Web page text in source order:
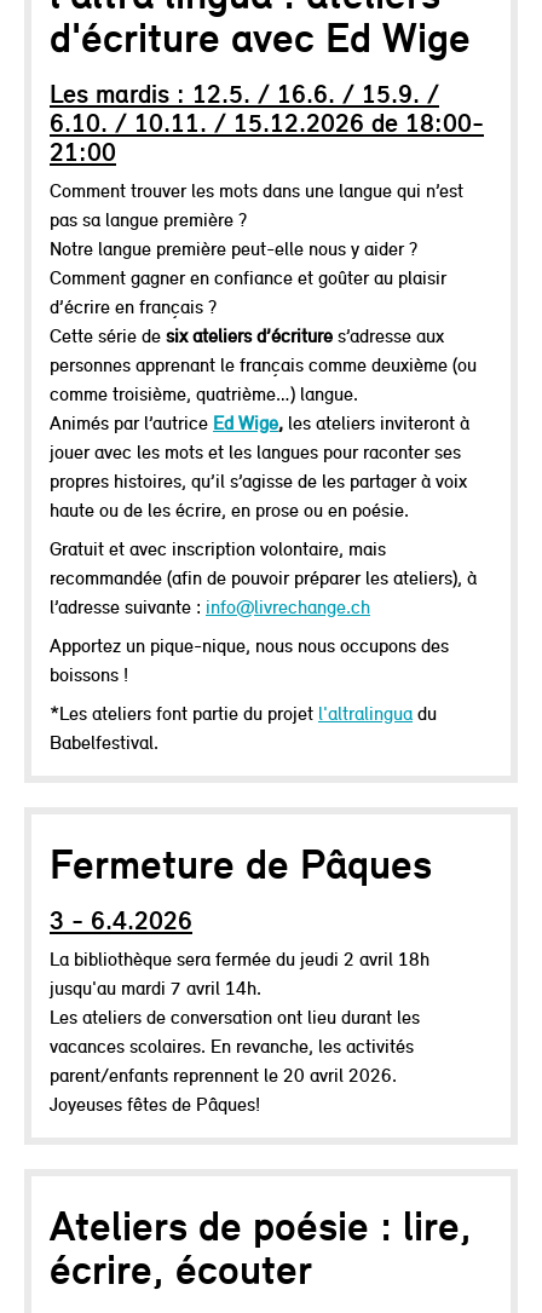
d'écriture avec Ed Wige
Les mardis : 12.5. / 16.6. / 15.9. /
6.10. / 10.11. / 15.12.2026 de 18:00-
21:00
Comment trouver les mots dans une langue qui n’est
pas sa langue première ?
Notre langue première peut-elle nous y aider ?
Comment gagner en confiance et goûter au plaisir
d’écrire en français ?
Cette série de six ateliers d’écriture s’adresse aux
personnes apprenant le français comme deuxième (ou
comme troisième, quatrième…) langue.
Animés par l’autrice Ed Wige, les ateliers inviteront à
jouer avec les mots et les langues pour raconter ses
propres histoires, qu’il s’agisse de les partager à voix
haute ou de les écrire, en prose ou en poésie.
Gratuit et avec inscription volontaire, mais
recommandée (afin de pouvoir préparer les ateliers), à
l’adresse suivante : info@livrechange.ch
Apportez un pique-nique, nous nous occupons des
boissons !
*Les ateliers font partie du projet l'altralingua du
Babelfestival.
Fermeture de Pâques
3 - 6.4.2026
La bibliothèque sera fermée du jeudi 2 avril 18h
jusqu'au mardi 7 avril 14h.
Les ateliers de conversation ont lieu durant les
vacances scolaires. En revanche, les activités
parent/enfants reprennent le 20 avril 2026.
Joyeuses fêtes de Pâques!
Ateliers de poésie : lire,
écrire, écouter